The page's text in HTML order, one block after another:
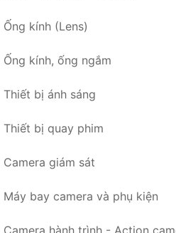
Ống kính (Lens)
Ống kính, ống ngắm
Thiết bị ánh sáng
Thiết bị quay phim
Camera giám sát
Máy bay camera và phụ kiện
Camera hành trình - Action